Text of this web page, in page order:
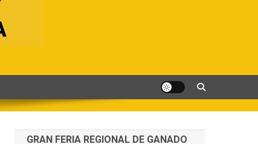
GRAN FERIA REGIONAL DE GANADO